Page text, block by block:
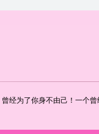
曾经为了你身不由己！一个